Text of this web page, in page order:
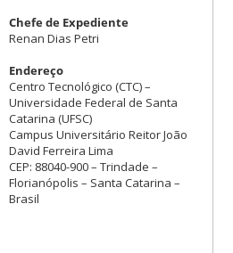
Chefe de Expediente
Renan Dias Petri
Endereço
Centro Tecnológico (CTC) –
Universidade Federal de Santa
Catarina (UFSC)
Campus Universitário Reitor João
David Ferreira Lima
CEP: 88040-900 – Trindade –
Florianópolis – Santa Catarina –
Brasil